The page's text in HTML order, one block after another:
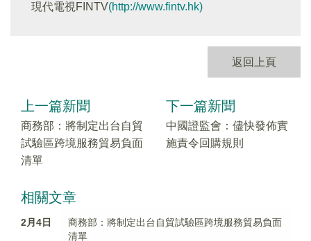
現代電視FINTV(http://www.fintv.hk)
返回上頁
上一篇新聞
商務部：將制定出台自貿
試驗區跨境服務貿易負面
清單
下一篇新聞
中國證監會：儘快發佈實
施責令回購規則
相關文章
2月4日
商務部：將制定出台自貿試驗區跨境服務貿易負面
清單